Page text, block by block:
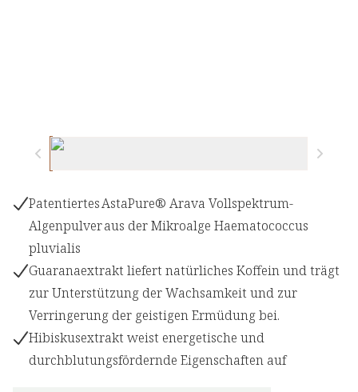
Patentiertes AstaPure® Arava Vollspektrum-
Algenpulver aus der Mikroalge Haematococcus
pluvialis
Guaranaextrakt liefert natürliches Koffein und trägt
zur Unterstützung der Wachsamkeit und zur
Verringerung der geistigen Ermüdung bei.
Hibiskusextrakt weist energetische und
durchblutungsfördernde Eigenschaften auf